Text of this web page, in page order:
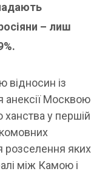
– лиш
відносин із
анексії Москвою
ханства у першій
розселення яких
між Камою і